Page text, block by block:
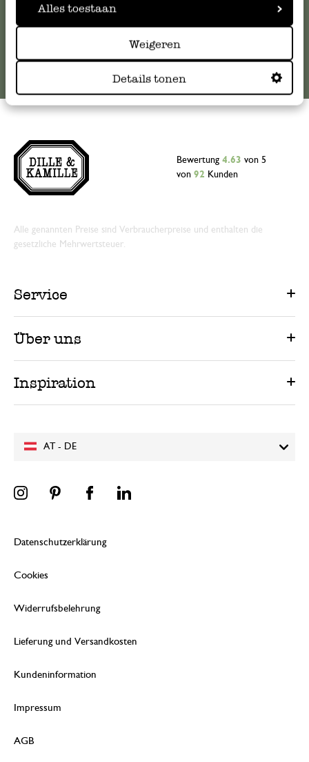
Alles toestaan
Weigeren
Details tonen
Online-Kundenservice
AT - DE
Bewertung 4.63 von 5
von 92 Kunden
Alle genannten Preise sind Verbraucherpreise und enthalten die
gesetzliche Mehrwertsteuer.
Service
Über uns
Inspiration
Datenschutzerklärung
Cookies
Widerrufsbelehrung
Lieferung und Versandkosten
Kundeninformation
Impressum
AGB